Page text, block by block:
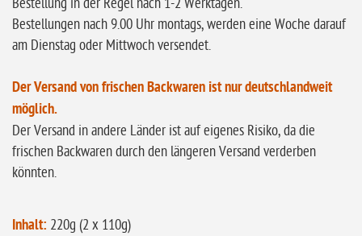
Bestellung in der Regel nach 1-2 Werktagen.
Bestellungen nach 9.00 Uhr montags, werden eine Woche darauf
am Dienstag oder Mittwoch versendet.
Der Versand von frischen Backwaren ist nur deutschlandweit
möglich.
Der Versand in andere Länder ist auf eigenes Risiko, da die
frischen Backwaren durch den längeren Versand verderben
könnten.
Inhalt: 220g (2 x 110g)